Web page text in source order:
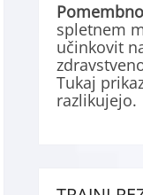
spletnem
učinkovit
Tukaj
razlikujejo.